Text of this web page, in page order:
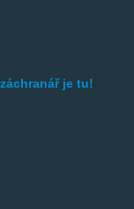
je tu!